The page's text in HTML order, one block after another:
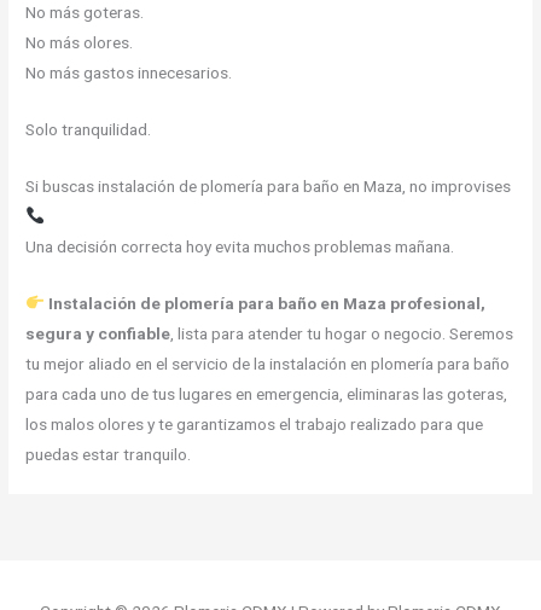
No más goteras.
No más olores.
No más gastos innecesarios.
Solo tranquilidad.
Si buscas instalación de plomería para baño en Maza, no improvises
Una decisión correcta hoy evita muchos problemas mañana.
Instalación de plomería para baño en Maza profesional,
segura y confiable , lista para atender tu hogar o negocio. Seremos
tu mejor aliado en el servicio de la instalación en plomería para baño
para cada uno de tus lugares en emergencia, eliminaras las goteras,
los malos olores y te garantizamos el trabajo realizado para que
puedas estar tranquilo.